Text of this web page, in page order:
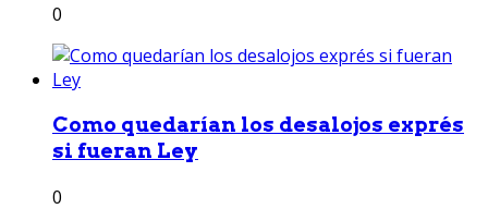
0
Como quedarían los desalojos exprés
si fueran Ley
0